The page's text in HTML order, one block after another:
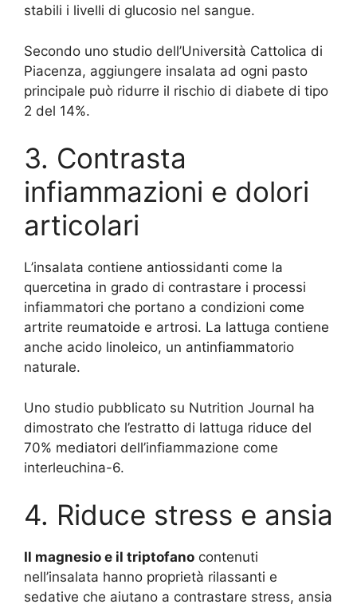
stabili i livelli di glucosio nel sangue.
Secondo uno studio dell’Università Cattolica di
Piacenza, aggiungere insalata ad ogni pasto
principale può ridurre il rischio di diabete di tipo
2 del 14%.
3. Contrasta
infiammazioni e dolori
articolari
L’insalata contiene antiossidanti come la
quercetina in grado di contrastare i processi
infiammatori che portano a condizioni come
artrite reumatoide e artrosi. La lattuga contiene
anche acido linoleico, un antinfiammatorio
naturale.
Uno studio pubblicato su Nutrition Journal ha
dimostrato che l’estratto di lattuga riduce del
70% mediatori dell’infiammazione come
interleuchina-6.
4. Riduce stress e ansia
Il magnesio e il triptofano contenuti
nell’insalata hanno proprietà rilassanti e
sedative che aiutano a contrastare stress, ansia